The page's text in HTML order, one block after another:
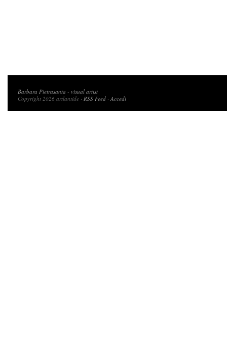
Barbara Pietrasanta - visual artist
Copyright 2026 artlantide · RSS Feed ·Accedi